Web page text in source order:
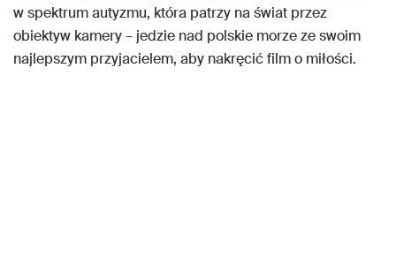
w spektrum autyzmu, która patrzy na świat przez
obiektyw kamery – jedzie nad polskie morze ze swoim
najlepszym przyjacielem, aby nakręcić film o miłości.